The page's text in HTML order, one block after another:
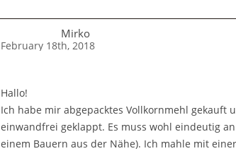
Mirko
February 18th, 2018
Hallo!
Ich habe mir abgepacktes Vollkornmehl gekauft
einwandfrei geklappt. Es muss wohl eindeutig
einem Bauern aus der Nähe). Ich mahle mit